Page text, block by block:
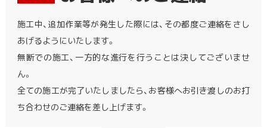
施工中、追加作業等が発生した際には、その都度ご連絡をさし
あげるようにいたします。
無断での施工、一方的な進行を行うことは決してございませ
ん。
全ての施工が完了いたしましたら、お客様へお引き渡しのお打
ち合わせのご連絡を差し上げます。